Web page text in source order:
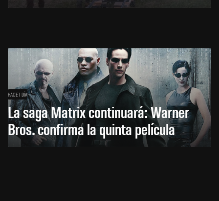
HACE 1 DÍA
La saga Matrix continuará: Warner
Bros. confirma la quinta película